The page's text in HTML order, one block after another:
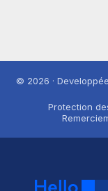
© 2026 ·
Protection